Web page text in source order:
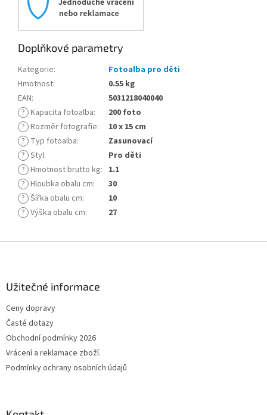
Doplňkové parametry
Kategorie:
Fotoalba pro děti
Hmotnost:
0.55 kg
EAN:
5031218040040
? Kapacita fotoalba:
200 foto
? Rozměr fotografie:
10 x 15 cm
? Typ fotoalba:
Zasunovací
? Styl:
Pro děti
? Hmotnost brutto kg: 1.1
? Hloubka obalu cm:
30
? Šířka obalu cm:
10
? Výška obalu cm: 27
Užitečné informace
Ceny dopravy
Časté dotazy
Obchodní podmínky 2026
Vrácení a reklamace zboží.
Podmínky ochrany osobních údajů